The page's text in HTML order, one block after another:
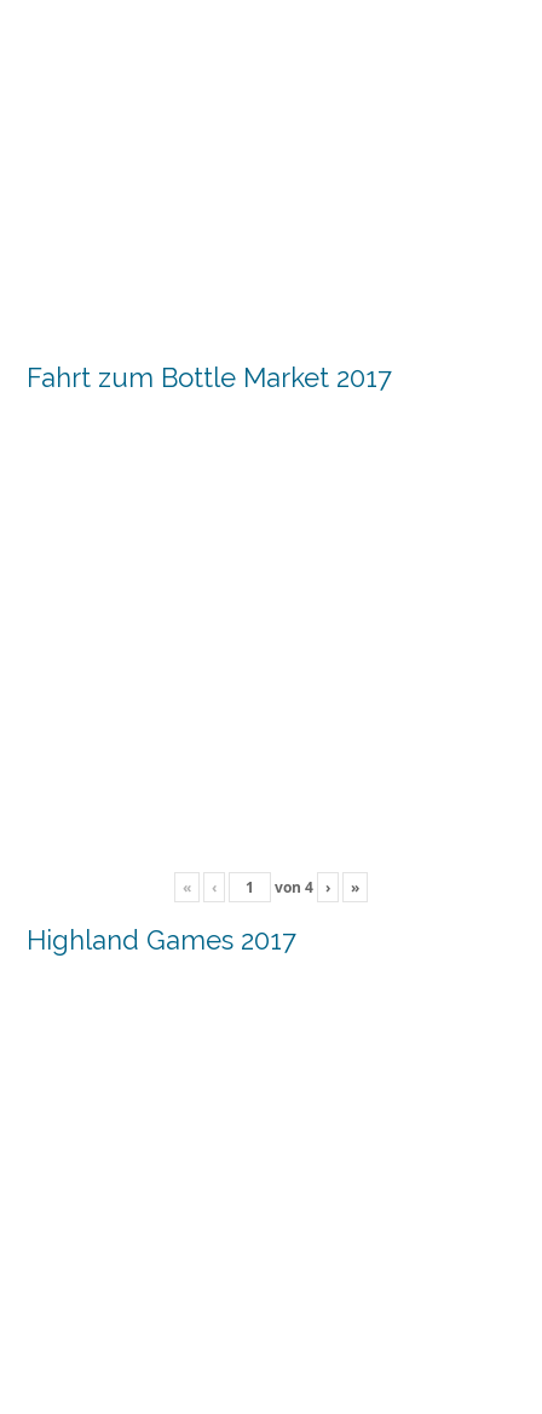
Fahrt zum Bottle Market 2017
« ‹ von 4 › »
Highland Games 2017